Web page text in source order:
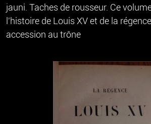
jauni. Taches de rousseur. Ce
l'histoire de Louis XV et de la
accession au trône